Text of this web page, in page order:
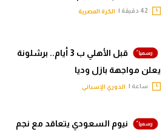
الكرة المصرية
قبل الأهلي ب 3 أيام.. برشلونة
يعلن مواجهة بازل وديا
ساعة | الدوري الإسباني
نيوم السعودي يتعاقد مع نجم